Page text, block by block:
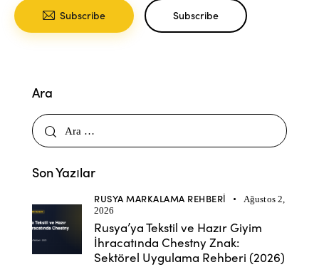
Subscribe Subscribe
Ara
Son Yazılar
RUSYA MARKALAMA REHBERI
Ağustos 2,
2026
Rusya’ya Tekstil ve Hazır Giyim
İhracatında Chestny Znak:
Sektörel Uygulama Rehberi (2026)